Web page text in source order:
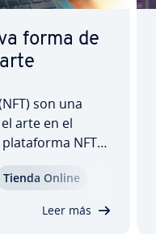
forma de
son una
arte en el
NFT-
va un paso
la po­si­bi­li­
con…
Tienda Online
Leer más